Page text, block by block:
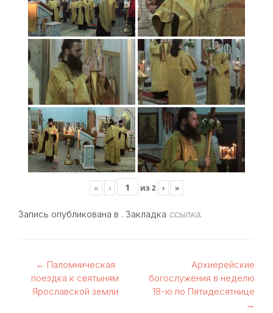
« ‹ из 2 › »
Запись опубликована в . Закладка ссылка.
Навигация
по
← Паломническая
поездка к святыням
Ярославской земли
Архиерейские
богослужения в неделю
18-ю по Пятидесятнице
→